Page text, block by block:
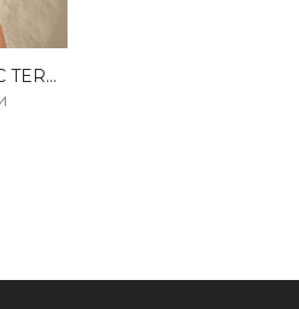
Купальник верх TROPIC TERRACOTTA